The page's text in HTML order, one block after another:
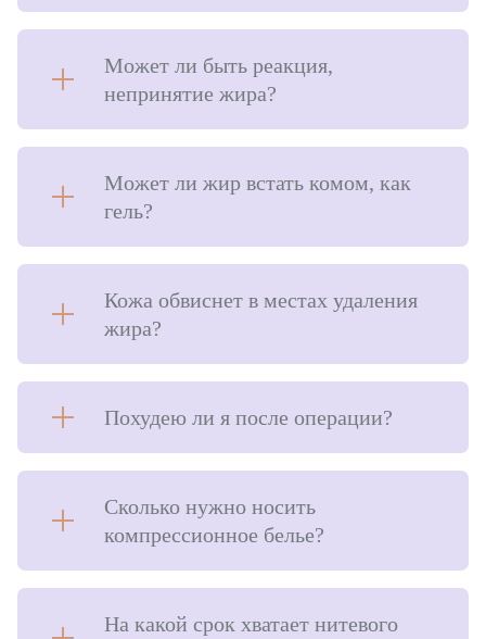
Может ли быть реакция,
непринятие жира?
Может ли жир встать комом, как
гель?
Кожа обвиснет в местах удаления
жира?
Похудею ли я после операции?
Сколько нужно носить
компрессионное белье?
На какой срок хватает нитевого